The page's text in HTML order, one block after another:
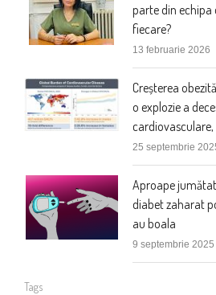
parte din echipa
fiecare?
13 februarie 2026
Creșterea
o explozie a
25 septembrie
Aproape
diabet zaharat
au boala
9 septembrie 2025
Tags